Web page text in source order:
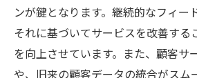
ンが鍵となります。継続的なフィー
それに基づいてサービスを改善する
を向上させています。また、顧客サ
や、旧来の顧客データの統合がスム